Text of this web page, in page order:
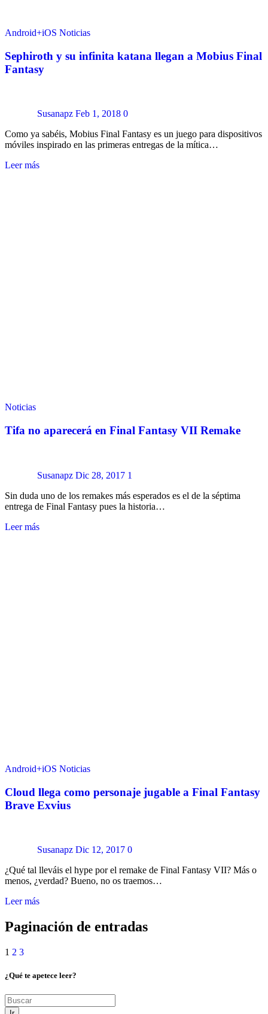
Android+iOS Noticias
Sephiroth y su infinita katana llegan a Mobius Final
Fantasy
Susanapz Feb 1, 2018 0
Como ya sabéis, Mobius Final Fantasy es un juego para dispositivos
móviles inspirado en las primeras entregas de la mítica…
Leer más
Noticias
Tifa no aparecerá en Final Fantasy VII Remake
Susanapz Dic 28, 2017 1
Sin duda uno de los remakes más esperados es el de la séptima
entrega de Final Fantasy pues la historia…
Leer más
Android+iOS Noticias
Cloud llega como personaje jugable a Final Fantasy
Brave Exvius
Susanapz Dic 12, 2017 0
¿Qué tal lleváis el hype por el remake de Final Fantasy VII? Más o
menos, ¿verdad? Bueno, no os traemos…
Leer más
Paginación de entradas
1 2 3
¿Qué te apetece leer?